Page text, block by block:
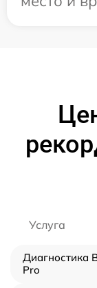
Услуга
Диагностика
Pro